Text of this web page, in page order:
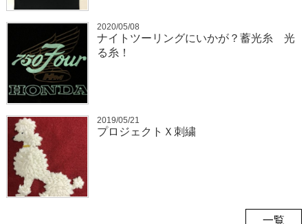
2020/05/08
ナイトツーリングにいかが？蓄光糸 光
る糸！
2019/05/21
プロジェクトＸ刺繍
一覧